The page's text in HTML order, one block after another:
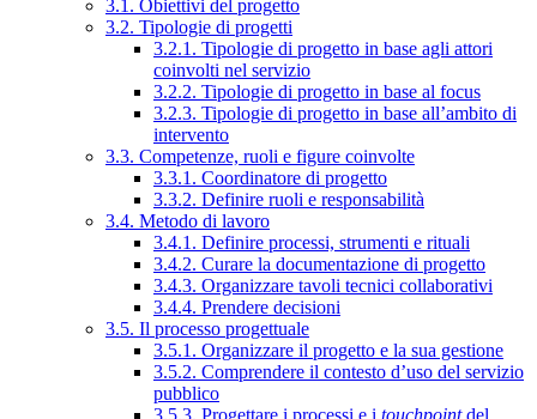
3.1. Obiettivi del progetto
3.2. Tipologie di progetti
3.2.1. Tipologie di progetto in base agli attori
coinvolti nel servizio
3.2.2. Tipologie di progetto in base al focus
3.2.3. Tipologie di progetto in base all’ambito di
intervento
3.3. Competenze, ruoli e figure coinvolte
3.3.1. Coordinatore di progetto
3.3.2. Definire ruoli e responsabilità
3.4. Metodo di lavoro
3.4.1. Definire processi, strumenti e rituali
3.4.2. Curare la documentazione di progetto
3.4.3. Organizzare tavoli tecnici collaborativi
3.4.4. Prendere decisioni
3.5. Il processo progettuale
3.5.1. Organizzare il progetto e la sua gestione
3.5.2. Comprendere il contesto d’uso del servizio
pubblico
3.5.3. Progettare i processi e i touchpointdel